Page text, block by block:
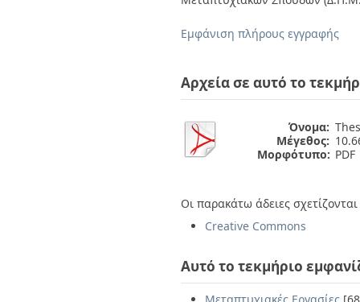
Εμφάνιση πλήρους εγγραφής
Αρχεία σε αυτό το
Όνομα:
Μέγεθος:
Μορφότυπο: PDF
Οι παρακάτω άδειες
Creative Commons
Αυτό το τεκμήριο